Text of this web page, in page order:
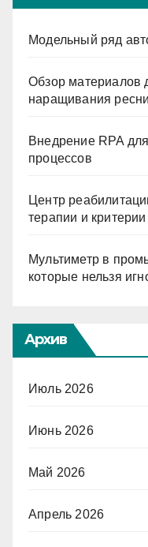
Модельный ряд
Обзор материалов
наращивания
Внедрение RPA
процессов
Центр
терапии и критерии
Мультиметр в
которые нельзя
Архив
Июль 2026
Июнь 2026
Май 2026
Апрель 2026